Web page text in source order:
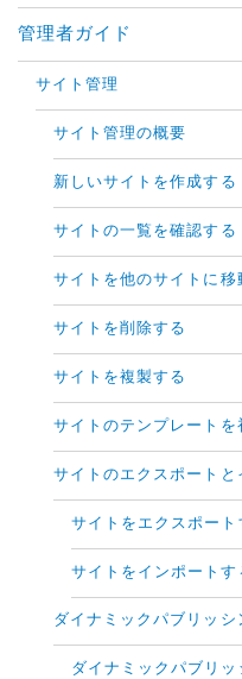
管理者ガイド
サイト管理
サイト管理の概要
新しいサイトを作成する
サイトの一覧を確認する
サイトを他のサイトに移
サイトを削除する
サイトを複製する
サイトのテンプレートを
サイトのエクスポートと
サイトをエクスポート
サイトをインポートす
ダイナミックパブリッシ
ダイナミックパブリ